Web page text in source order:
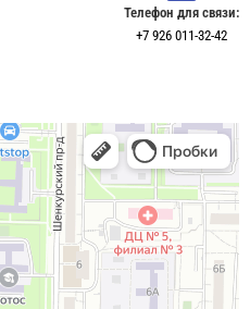
Телефон для связи:
+7 926 011-32-42